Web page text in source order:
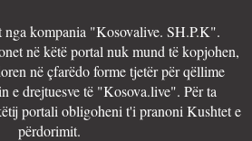
nga kompania "Kosovalive. SH.P.K".
në këtë portal nuk mund të kopjohen,
në çfarëdo forme tjetër për qëllime
e drejtuesve të "Kosova.live". Për ta
portali obligoheni t'i pranoni Kushtet e
përdorimit.